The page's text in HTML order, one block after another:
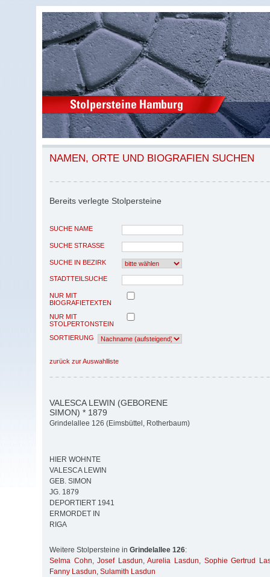
NAMEN, ORTE UND BIOGRAFIEN SUCHEN
Bereits verlegte Stolpersteine
SUCHE NAME
SUCHE STRASSE
SUCHE IN BEZIRK
STADTTEILSUCHE
NUR MIT
BIOGRAFIETEXTEN
NUR MIT
STOLPERTONSTEIN
SORTIERUNG
zurück zur Auswahlliste
VALESCA LEWIN (GEBORENE
SIMON) * 1879
Grindelallee 126 (Eimsbüttel, Rotherbaum)
HIER WOHNTE
VALESCA LEWIN
GEB. SIMON
JG. 1879
DEPORTIERT 1941
ERMORDET IN
RIGA
Weitere Stolpersteine in Grindelallee 126:
Selma Cohn,Josef Lasdun,Aurelia Lasdun, Sophie Gertrud
Fanny Lasdun, Sulamith Lasdun